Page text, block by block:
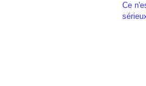
Ce